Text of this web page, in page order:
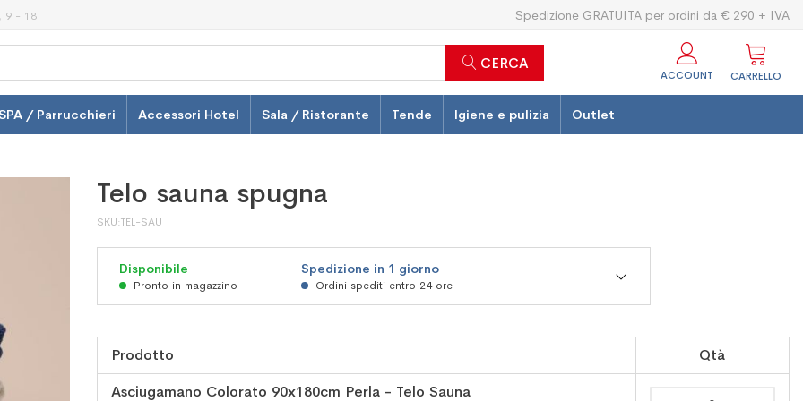
9 - 18 Spedizione GRATUITA per ordini da € 290 + IVA
CERCA
ACCOUNT CARRELLO
/ Parrucchieri Accessori Hotel Sala / Ristorante Tende Igiene e pulizia Outlet
Telo sauna spugna
SKU TEL-SAU
Disponibile
Pronto in magazzino
Spedizione in 1 giorno
Ordini spediti entro 24 ore
Elementi
Prodotto
Qtà
Asciugamano Colorato 90x180cm Perla - Telo Sauna